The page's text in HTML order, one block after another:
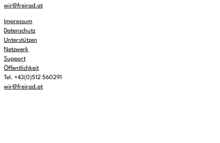
wir@freirad.at
Impressum
Datenschutz
Unterstützen
Netzwerk
Support
Öffentlichkeit
Tel. +43(0)512 560291
wir@freirad.at